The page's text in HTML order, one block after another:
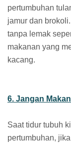
pertumbuhan
jamur dan
tanpa lemak
makanan yang
kacang.
6. Jangan
Saat tidur tubuh
pertumbuhan,